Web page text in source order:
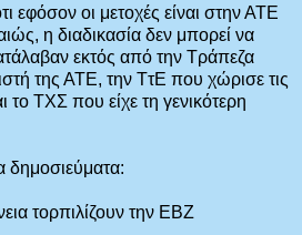
εφόσον οι μετοχές είναι στην ΑΤΕ
η διαδικασία δεν μπορεί να
εκτός από την Τράπεζα
της ΑΤΕ, την ΤτΕ που χώρισε τις
το ΤΧΣ που είχε τη γενικότερη
δημοσιεύματα:
τορπιλίζουν την ΕΒΖ